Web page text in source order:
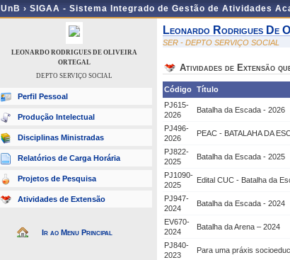
UnB › SIGAA - Sistema Integrado de Gestão de Atividades
LEONARDO RODRIGUES DE OLIVEIRA
ORTEGAL
DEPTO SERVIÇO SOCIAL
Perfil Pessoal
Produção Intelectual
Disciplinas Ministradas
Relatórios de Carga Horária
Projetos de Pesquisa
Atividades de Extensão
Ir ao Menu Principal
Leonardo Rodrigues De
SER - DEPTO SERVIÇO SOCIAL
Atividades de Extensão
Código Título
PJ615-
2026
Batalha da Escada - 2026
PJ496-
2026
PEAC - BATALAHA DA
PJ822-
2025
Batalha da Escada - 2025
PJ1090-
2025
Edital CUC - Batalha da
PJ947-
2024
Batalha da Escada - 2024
EV670-
2024
Batalha da Arena – 2024
PJ840-
2023
Para uma práxis